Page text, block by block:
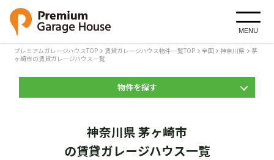
MENU
プレミアムガレージハウスTOP 賃貸ガレージハウス物件一覧TOP 全国 神奈川県
茅
ヶ崎市の賃貸ガレージハウス一覧
物件を探す
神奈川県 茅ヶ崎市
の賃貸ガレージハウス一覧